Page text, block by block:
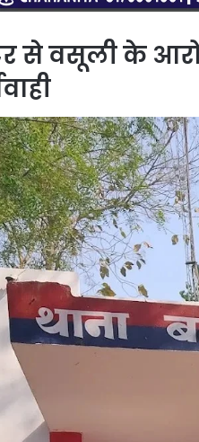
से वसूली के